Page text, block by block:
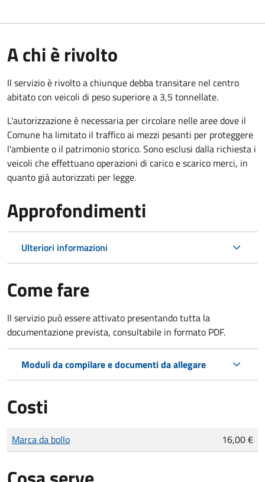
A chi è rivolto
Il servizio è rivolto a chiunque debba transitare nel centro
abitato con veicoli di peso superiore a 3,5 tonnellate.
L'autorizzazione è necessaria per circolare nelle aree dove il
Comune ha limitato il traffico ai mezzi pesanti per proteggere
l'ambiente o il patrimonio storico. Sono esclusi dalla richiesta i
veicoli che effettuano operazioni di carico e scarico merci, in
quanto già autorizzati per legge.
Approfondimenti
Ulteriori informazioni
Come fare
Il servizio può essere attivato presentando tutta la
documentazione prevista, consultabile in formato PDF.
Moduli da compilare e documenti da allegare
Costi
Tipo di pagamento
Importo
Marca da bollo 16,00 €